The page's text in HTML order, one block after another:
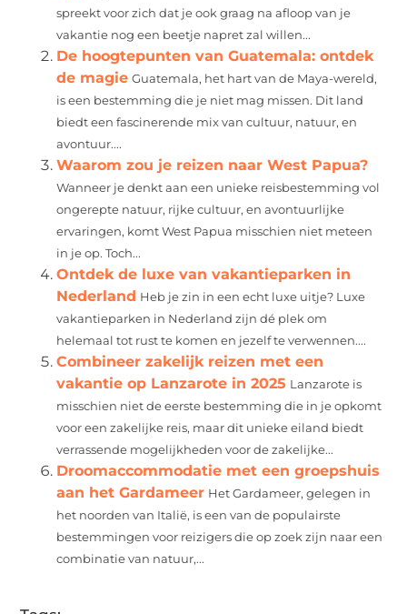
spreekt voor zich dat je ook graag na afloop van je
vakantie nog een beetje napret zal willen...
De hoogtepunten van Guatemala: ontdek
de magie Guatemala, het hart van de Maya-wereld,
is een bestemming die je niet mag missen. Dit land
biedt een fascinerende mix van cultuur, natuur, en
avontuur....
Waarom zou je reizen naar West Papua?
Wanneer je denkt aan een unieke reisbestemming vol
ongerepte natuur, rijke cultuur, en avontuurlijke
ervaringen, komt West Papua misschien niet meteen
in je op. Toch...
Ontdek de luxe van vakantieparken in
Nederland Heb je zin in een echt luxe uitje? Luxe
vakantieparken in Nederland zijn dé plek om
helemaal tot rust te komen en jezelf te verwennen....
Combineer zakelijk reizen met een
vakantie op Lanzarote in 2025 Lanzarote is
misschien niet de eerste bestemming die in je opkomt
voor een zakelijke reis, maar dit unieke eiland biedt
verrassende mogelijkheden voor de zakelijke...
Droomaccommodatie met een groepshuis
aan het Gardameer Het Gardameer, gelegen in
het noorden van Italië, is een van de populairste
bestemmingen voor reizigers die op zoek zijn naar een
combinatie van natuur,...